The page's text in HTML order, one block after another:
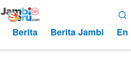
Berita Berita Jambi